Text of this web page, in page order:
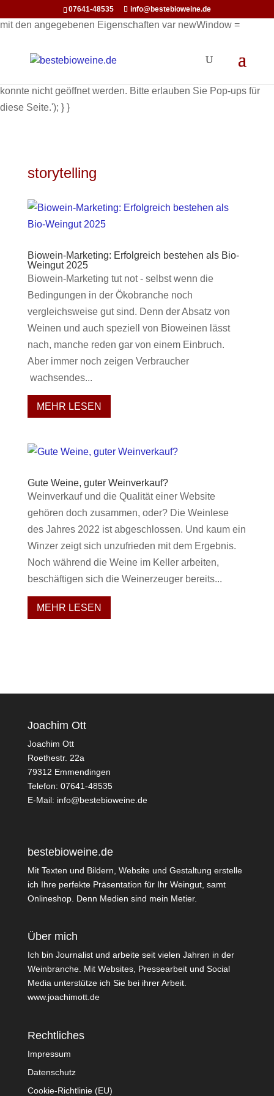
function openInNewWindow(url) { // Öffnet ein neues Fenster
mit den angegebenen Eigenschaften var newWindow =
(newWindow) { newWindow.focus(); // Optional: Setzt den
konnte nicht geöffnet werden. Bitte erlauben Sie Pop-ups für
diese Seite.'); } }
07641-48535 info@bestebioweine.de
storytelling
Biowein-Marketing: Erfolgreich bestehen als Bio-
Weingut 2025
Biowein-Marketing tut not - selbst wenn die
Bedingungen in der Ökobranche noch
vergleichsweise gut sind. Denn der Absatz von
Weinen und auch speziell von Bioweinen lässt
nach, manche reden gar von einem Einbruch.
Aber immer noch zeigen Verbraucher
wachsendes...
MEHR LESEN
Gute Weine, guter Weinverkauf?
Weinverkauf und die Qualität einer Website
gehören doch zusammen, oder? Die Weinlese
des Jahres 2022 ist abgeschlossen. Und kaum ein
Winzer zeigt sich unzufrieden mit dem Ergebnis.
Noch während die Weine im Keller arbeiten,
beschäftigen sich die Weinerzeuger bereits...
MEHR LESEN
Joachim Ott
Joachim Ott
Roethestr. 22a
79312 Emmendingen
Telefon: 07641-48535
E-Mail: info@bestebioweine.de
bestebioweine.de
Mit Texten und Bildern, Website und Gestaltung erstelle
ich Ihre perfekte Präsentation für Ihr Weingut, samt
Onlineshop. Denn Medien sind mein Metier.
Über mich
Ich bin Journalist und arbeite seit vielen Jahren in der
Weinbranche. Mit Websites, Pressearbeit und Social
Media unterstütze ich Sie bei ihrer Arbeit.
www.joachimott.de
Rechtliches
Impressum
Datenschutz
Cookie-Richtlinie (EU)